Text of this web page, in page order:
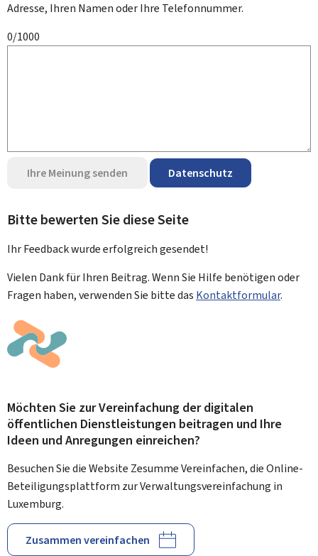
Adresse, Ihren Namen oder Ihre Telefonnummer.
0/1000
Ihre Meinung senden Datenschutz
Bitte bewerten Sie diese Seite
Ihr Feedback wurdeerfolgreichgesendet!
Vielen Dank für Ihren Beitrag. Wenn Sie Hilfe benötigen oder
Fragen haben, verwenden Sie bitte das Kontaktformular.
Möchten Sie zur Vereinfachung der digitalen
öffentlichen Dienstleistungen beitragen und Ihre
Ideen und Anregungen einreichen?
Besuchen Sie die Website Zesumme Vereinfachen, die Online-
Beteiligungsplattform zur Verwaltungsvereinfachung in
Luxemburg.
Zusammen vereinfachen